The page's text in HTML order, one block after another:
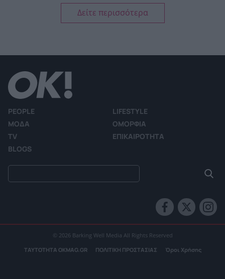
Δείτε περισσότερα
PEOPLE
LIFESTYLE
ΜΟΔΑ
ΟΜΟΡΦΙΑ
TV
ΕΠΙΚΑΙΡΟΤΗΤΑ
BLOGS
© 2026 Barking Well Media All Rights Reserved
ΤΑΥΤΟΤΗΤΑ OKMAG.GR ΠΟΛΙΤΙΚΗ ΠΡΟΣΤΑΣΙΑΣ Όροι Χρήσης